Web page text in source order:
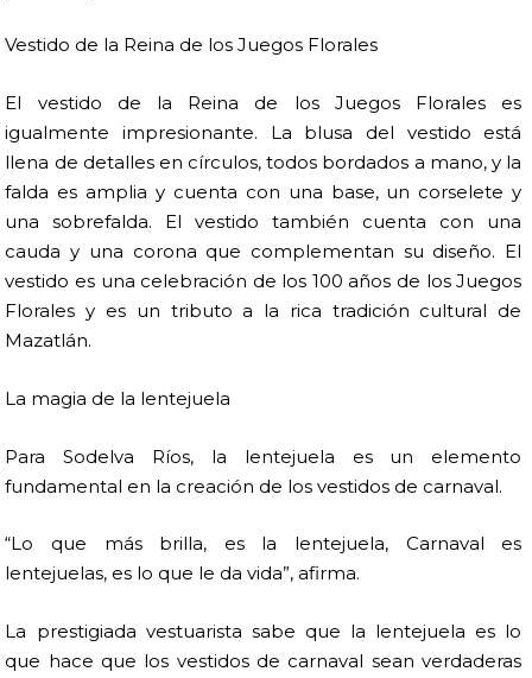
Vestido de la Reina de los Juegos Florales
El vestido de la Reina de los Juegos Florales es
igualmente impresionante. La blusa del vestido está
llena de detalles en círculos, todos bordados a mano, y la
falda es amplia y cuenta con una base, un corselete y
una sobrefalda. El vestido también cuenta con una
cauda y una corona que complementan su diseño. El
vestido es una celebración de los 100 años de los Juegos
Florales y es un tributo a la rica tradición cultural de
Mazatlán.
La magia de la lentejuela
Para Sodelva Ríos, la lentejuela es un elemento
fundamental en la creación de los vestidos de carnaval.
“Lo que más brilla, es la lentejuela, Carnaval es
lentejuelas, es lo que le da vida”, afirma.
La prestigiada vestuarista sabe que la lentejuela es lo
que hace que los vestidos de carnaval sean verdaderas